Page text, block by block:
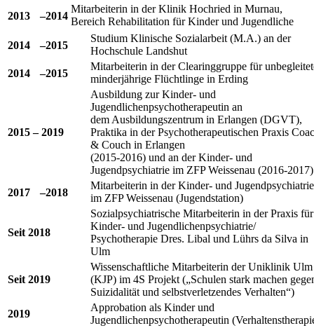
2013 –2014
Mitarbeiterin in der Klinik Hochried in Murnau,
Bereich Rehabilitation für Kinder und Jugendliche
2014 –2015
Studium Klinische Sozialarbeit (M.A.) an der
Hochschule Landshut
2014 –2015
Mitarbeiterin in der Clearinggruppe für
minderjährige Flüchtlinge in Erding
2015 – 2019
Ausbildung zur Kinder- und
Jugendlichenpsychotherapeutin an
dem Ausbildungszentrum in Erlangen (DGVT),
Praktika in der Psychotherapeutischen Praxis
& Couch in Erlangen
(2015-2016) und an der Kinder- und
Jugendpsychiatrie im ZFP Weissenau (2016-2017)
2017 –2018
Mitarbeiterin in der Kinder- und Jugendpsychiatrie
im ZFP Weissenau (Jugendstation)
Seit 2018
Sozialpsychiatrische Mitarbeiterin in der Praxis für
Kinder- und Jugendlichenpsychiatrie/
Psychotherapie Dres. Libal und Lührs da Silva in
Ulm
Seit 2019
Wissenschaftliche Mitarbeiterin der Uniklinik Ulm
(KJP) im 4S Projekt („Schulen stark machen
Suizidalität und selbstverletzendes Verhalten“)
2019
Approbation als Kinder und
Jugendlichenpsychotherapeutin